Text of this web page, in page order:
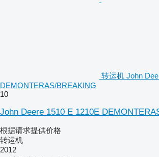
转运机 John
DEMONTERAS/BREAKING
10
John Deere 1510 E 1210E
根据请求提供价格
转运机
2012